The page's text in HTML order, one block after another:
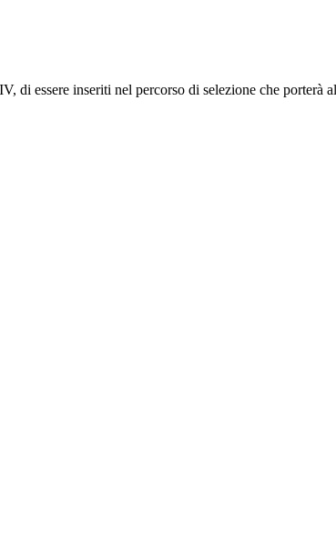
di essere inseriti nel percorso di selezione che porterà